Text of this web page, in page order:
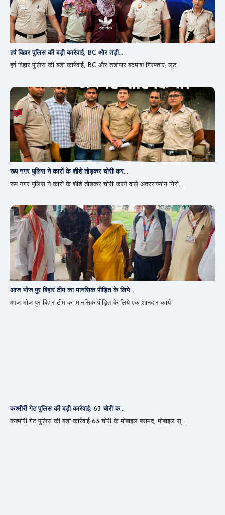
हर्ष विहार पुलिस की बड़ी कार्रवाई, BC और तड़ी...
हर्ष विहार पुलिस की बड़ी कार्रवाई, BC और तड़ीपार बदमाश गिरफ्तार; लूट...
रूप नगर पुलिस ने कारों के शीशे तोड़कर चोरी कर...
रूप नगर पुलिस ने कारों के शीशे तोड़कर चोरी करने वाले अंतरराज्यीय गिरो...
आज भोज पुर बिहार टीम का मानसिक पीड़ित के लिये...
आज भोज पुर बिहार टीम का मानसिक पीड़ित के लिये एक शानदार कार्य
कश्मीरी गेट पुलिस की बड़ी कार्रवाई: 63 चोरी क...
कश्मीरी गेट पुलिस की बड़ी कार्रवाई 63 चोरी के मोबाइल बरामद, मोबाइल स्...